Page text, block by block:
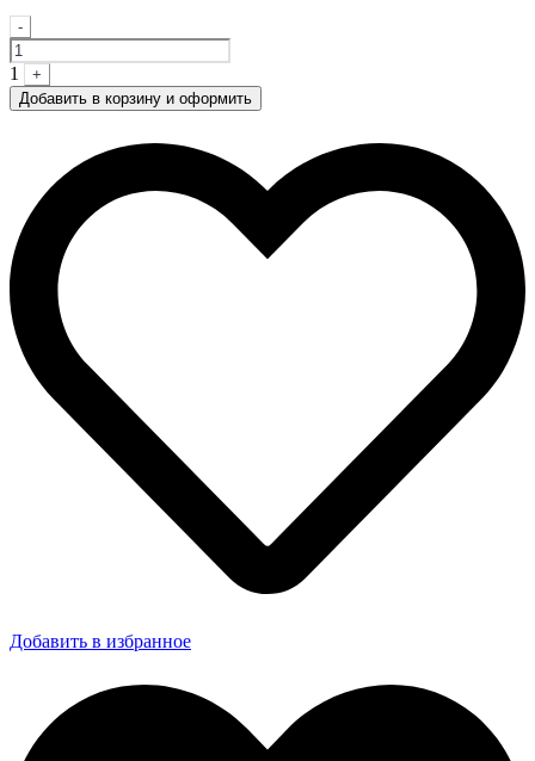
Quantity
-
1
+
Добавить в корзину и оформить
Добавить в избранное